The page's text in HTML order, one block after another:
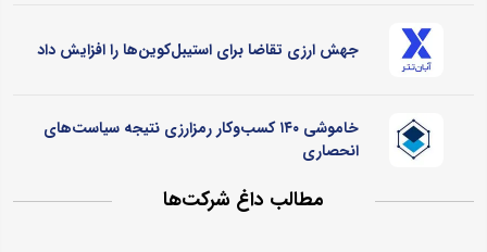
جهش ارزی تقاضا برای استیبل‌کوین‌ها را افزایش داد
خاموشی ۱۴۰ کسب‌وکار رمزارزی نتیجه سیاست‌های
انحصاری
مطالب داغ شرکت‌ها